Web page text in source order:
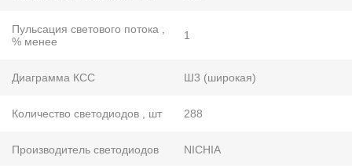
Пульсация светового потока ,
% менее
1
Диаграмма КСС Ш3 (широкая)
Количество светодиодов , шт 288
Производитель светодиодов NICHIA